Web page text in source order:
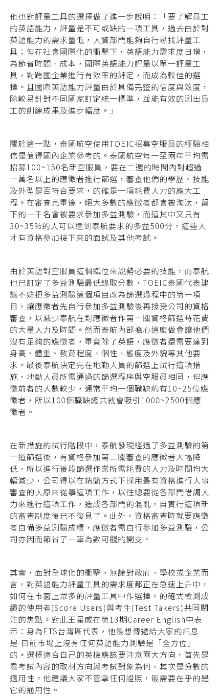
他也對評量工具的選擇做了進一步說明：「要了解員工
的英語能力，評量是不可或缺的一項工具，過去由於對
英語能力的需求量低，人資部門能夠自行尋找評量工
具；但在社會國際化的衝擊下，英語能力需求度日增，
為節省時間、成本，國際英語能力評量以單一評量工
具，對跨國企業進行有效率的評定，而成為較佳的選
擇。且國際英語能力評量由於具備完整的信度與效度，
除較易針對不同國家訂定統一標準，並能有效的測出員
工的訓練成果及進步幅度。」
關於這一點，泰國航空使用TOEIC招募空服員的經驗相
信是值得國內企業參考的。泰國航空每一至兩年平均需
招募100~150名新空服員，要在二週的時間內對超過
一萬名以上的應徵者進行篩選，審查他們的學歷、技能
及外型是否符合要求，的確是一項耗費人力的龐大工
程。在審查完畢後，絕大多數的應徵者都會被淘汰，留
下的一千名會被要求參加多益測驗，而這其中又只有
30~35%的人可以達到泰航要求的多益500分，這些人
才有資格參加接下來的面試及其他考試。
由於英語對空服員這個職位來說勢必要的技能，而泰航
也已訂定了多益測驗最低錄取分數，TOEIC泰國代表建
議不妨把多益測驗這個項目改為篩選過程中的第一項
目，讓應徵者先自行參加多益測驗後再接受公司的資格
審查，以減少泰航在對應徵者作第一關資格篩選時花費
的大量人力及時間。然而泰航內部擔心這麼做會讓他們
沒有足夠的應徵者，畢竟除了英語，應徵者還需要達到
身高、體重、教育程度、個性、態度及外貌等其他要
求。最後泰航決定先在地勤人員的篩選上試行這項措
施，地勤人員所需通過的篩選程序與空服員相同，但應
徵前者的人數較少，通常平均一個職缺約有10~25位應
徵者，所以100個職缺總共就會吸引1000~2500個應
徵者。
在新措施的試行階段中，泰航發現經過了多益測驗的第
一道篩選後，有資格參加第二關審查的應徵者大幅降
低，所以進行後段篩選作業所需耗費的人力及時間均大
幅減少，公司得以在精簡方式下採用最有資格進行人事
審查的人原來從事這項工作，以往總要從各部門借調人
力來進行這項工作，造成各部門的混亂，自實行這項新
的審查制度後已不復見了。此外，資格審查時就要應徵
者自備多益測驗成績，應徵者需自行參加多益測驗，公
司亦因而節省了一筆為數可觀的開支。
其實，面對全球化的衝擊，無論對政府、學校或企業而
言，對英語能力評量工具的需求度都正在急速上升中，
如何在市面上眾多的評量工具中作選擇，的確式檢測成
績的使用者(Score Users)與考生(Test Takers)共同關
注的焦點。對此王星威在第13期Career English中表
示：身為ETS台灣區代表，他最想傳遞給大家的訊息
是-目前市場上沒有任何英語能力測驗是「全方位」
的。選擇適合自己的英檢應該要注意兩大方向，首先是
看考試內容的取材方向與考試對象為何，其次是分數的
適用性。他建議大家不管拿任何證照，最需要在乎的是
它的通用性。